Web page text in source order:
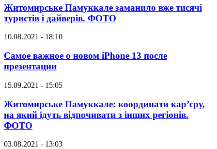
Житомирське Памуккале заманило вже тисячі
туристів і дайверів. ФОТО
10.08.2021 - 18:10
Самое важное о новом iPhone 13 после
презентации
15.09.2021 - 15:05
Житомирське Памуккале: координати кар’єру,
на який їдуть відпочивати з інших регіонів.
ФОТО
03.08.2021 - 13:03